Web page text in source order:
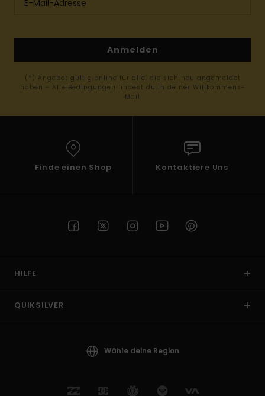
Anmelden
(*) Angebot gültig online für alle, die sich neu angemeldet
haben - Alle Bedingungen findest du in deiner Willkommens-
Mail
Finde einen Shop Kontaktiere Uns
HILFE
QUIKSILVER
Wähle deine Region